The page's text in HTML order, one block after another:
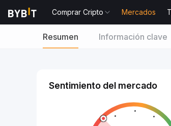
Comprar Cripto Mercados
Resumen Información clave
Sentimiento del mercado